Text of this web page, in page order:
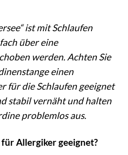
ist mit Schlaufen
über eine
werden. Achten Sie
einen
für die Schlaufen geeignet
stabil vernäht und halten
problemlos aus.
Allergiker geeignet?